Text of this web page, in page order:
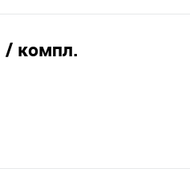
/ компл.